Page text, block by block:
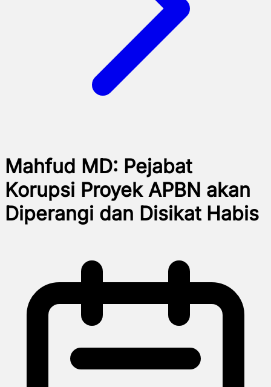
Mahfud MD: Pejabat
Korupsi Proyek APBN akan
Diperangi dan Disikat Habis